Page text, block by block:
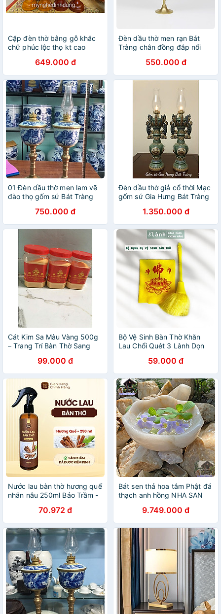
Cặp đèn thờ bằng gỗ khắc
chữ phúc lộc thọ kt cao
649.000 đ
Đèn dầu thờ men rạn Bát
Tràng chân đồng đắp nổi
550.000 đ
01 Đèn dầu thờ men lam vẽ
đào thọ gốm sứ Bát Tràng
750.000 đ
Đèn dầu thờ giả cổ thời Mạc
gốm sứ Gia Hưng Bát Tràng
1.350.000 đ
Cát Kim Sa Màu Vàng 500g
– Trang Trí Bàn Thờ Sang
Không Gian Thờ Cúng
99.000 đ
Bộ Vệ Sinh Bàn Thờ Khăn
Lau Chổi Quét 3 Lành Dọn
Thần Tài Gia Tiên Tâm Linh
Cuối Năm
59.000 đ
Nước lau bàn thờ hương quế
nhãn nâu 250ml Bảo Trầm -
gian thêm tôn nghiêm
70.972 đ
Bát sen thả hoa tắm Phật đá
thạch anh hồng NHA SAN
Phật, bàn thờ Thần Tài - Thổ
Địa - 9.5 kg (30x13.5cm)
9.749.000 đ